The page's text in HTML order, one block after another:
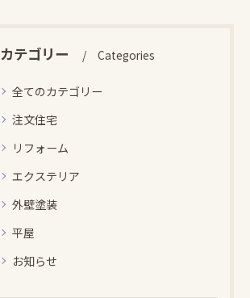
カテゴリー Categories
全てのカテゴリー
注文住宅
リフォーム
エクステリア
外壁塗装
平屋
お知らせ